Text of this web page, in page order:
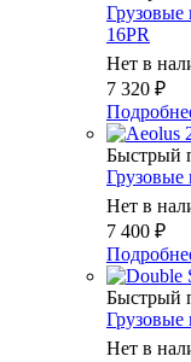
Грузовые
16PR
Нет в
7 320 ₽
Быстрый
Нет в
7 400 ₽
Быстрый
Нет в